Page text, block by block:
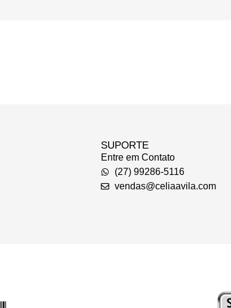
SUPORTE
Entre em Contato
(27) 99286-5116
vendas@celiaavila.com